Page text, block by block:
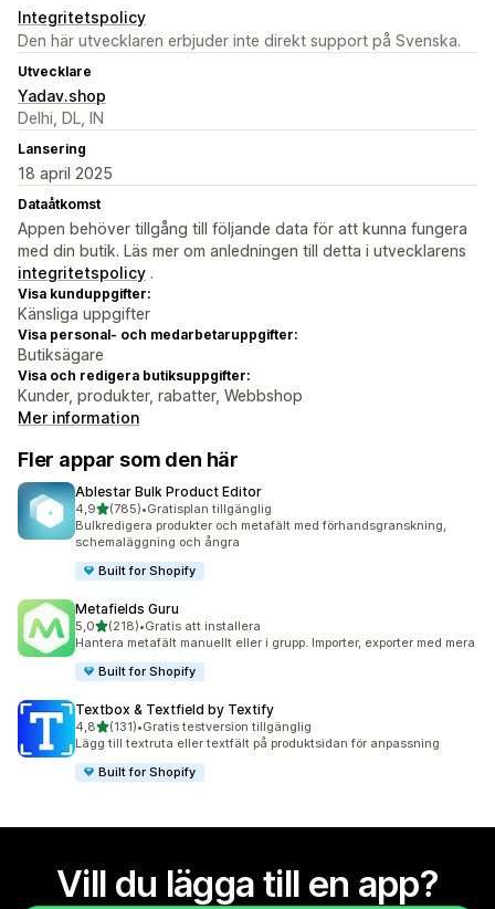
Integritetspolicy
Den här utvecklaren erbjuder inte direkt support på Svenska.
Utvecklare
Yadav.shop
Delhi, DL, IN
Lansering
18 april 2025
Dataåtkomst
Appen behöver tillgång till följande data för att kunna fungera
med din butik. Läs mer om anledningen till detta i utvecklarens
integritetspolicy .
Visa kunduppgifter:
Känsliga uppgifter
Visa personal- och medarbetaruppgifter:
Butiksägare
Visa och redigera butiksuppgifter:
Kunder, produkter, rabatter, Webbshop
Mer information
Fler appar som den här
Ablestar Bulk Product Editor
4,9av 5 stjärnor
(785)
785 recensioner totalt
•Gratisplan tillgänglig
Bulkredigera produkter och metafält med förhandsgranskning,
schemaläggning och ångra
Built for Shopify
Metafields Guru
5,0av 5 stjärnor
(218)
218 recensioner totalt
•Gratis att installera
Hantera metafält manuellt eller i grupp. Importer, exporter med mera
Built for Shopify
Textbox & Textfield by Textify
4,8av 5 stjärnor
(131)
131 recensioner totalt
•Gratis testversion tillgänglig
Lägg till textruta eller textfält på produktsidan för anpassning
Built for Shopify
Vill du lägga till en app?